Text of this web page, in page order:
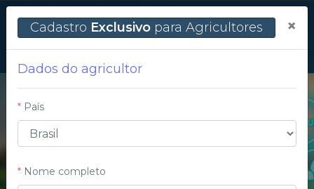
Cadastro Exclusivo para Agricultores ×
Dados do agricultor
* País
* Nome completo